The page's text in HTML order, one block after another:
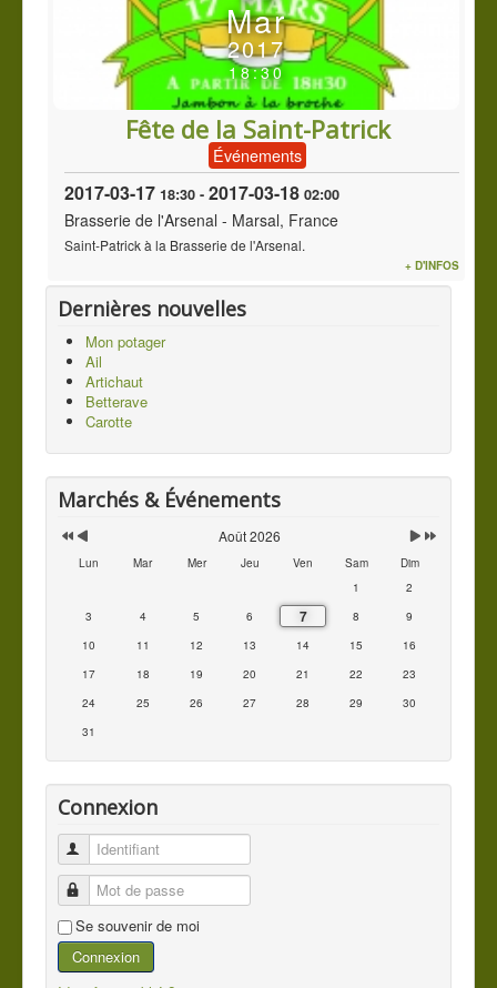
Vous êtes ici : Accueil Événements
Mar
2017
18:30
Fête de la Saint-Patrick
Événements
2017-03-17 18:30 - 2017-03-18 02:00
Brasserie de l'Arsenal - Marsal, France
Saint-Patrick à la Brasserie de l'Arsenal.
+ D'INFOS
Dernières nouvelles
Mon potager
Ail
Artichaut
Betterave
Carotte
Marchés & Événements
Août 2026
Lun Mar Mer Jeu Ven Sam
Dim
1
2
3
4 5 6 7 8
9
10
11 12 13 14 15
16
17
18 19 20 21 22
23
24
25 26 27 28 29
30
31
Connexion
Identifiant
Mot de passe
Se souvenir de moi
Connexion